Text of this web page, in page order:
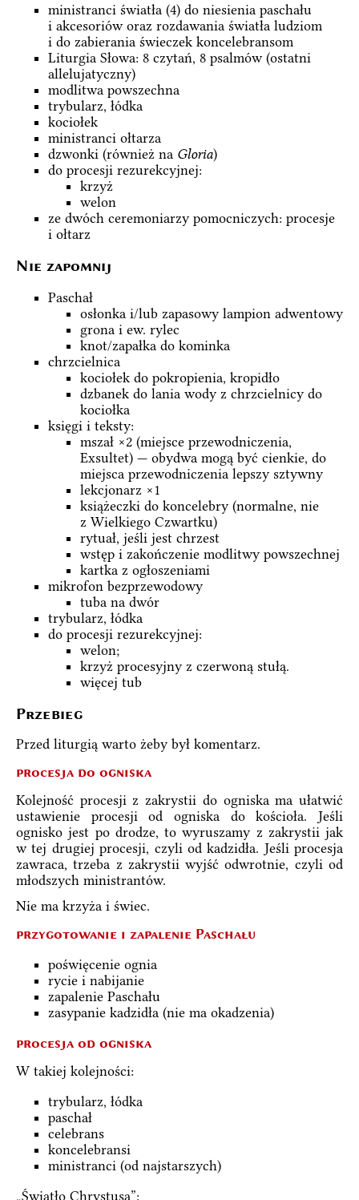
ministranci światła (4) do niesienia paschału
i akcesoriów oraz rozdawania światła ludziom
i do zabierania świeczek koncelebransom
Liturgia Słowa: 8 czytań, 8 psalmów (ostatni
allelujatyczny)
modlitwa powszechna
trybularz, łódka
kociołek
ministranci ołtarza
dzwonki (również na Gloria)
do procesji rezurekcyjnej:
krzyż
welon
ze dwóch ceremoniarzy pomocniczych: procesje
i ołtarz
Nie zapomnij
Paschał
osłonka i/lub zapasowy lampion adwentowy
grona i ew. rylec
knot/zapałka do kominka
chrzcielnica
kociołek do pokropienia, kropidło
dzbanek do lania wody z chrzcielnicy do
kociołka
księgi i teksty:
mszał ×2 (miejsce przewodniczenia,
Exsultet) — obydwa mogą być cienkie, do
miejsca przewodniczenia lepszy sztywny
lekcjonarz ×1
książeczki do koncelebry (normalne, nie
z Wielkiego Czwartku)
rytuał, jeśli jest chrzest
wstęp i zakończenie modlitwy powszechnej
kartka z ogłoszeniami
mikrofon bezprzewodowy
tuba na dwór
trybularz, łódka
do procesji rezurekcyjnej:
welon;
krzyż procesyjny z czerwoną stułą.
więcej tub
Przebieg
Przed liturgią warto żeby był komentarz.
procesja do ogniska
Kolejność procesji z zakrystii do ogniska ma ułatwić
ustawienie procesji od ogniska do kościoła. Jeśli
ognisko jest po drodze, to wyruszamy z zakrystii jak
w tej drugiej procesji, czyli od kadzidła. Jeśli procesja
zawraca, trzeba z zakrystii wyjść odwrotnie, czyli od
młodszych ministrantów.
Nie ma krzyża i świec.
przygotowanie i zapalenie Paschału
poświęcenie ognia
rycie i nabijanie
zapalenie Paschału
zasypanie kadzidła (nie ma okadzenia)
procesja od ogniska
W takiej kolejności:
trybularz, łódka
paschał
celebrans
koncelebransi
ministranci (od najstarszych)
„Światło Chrystusa”: